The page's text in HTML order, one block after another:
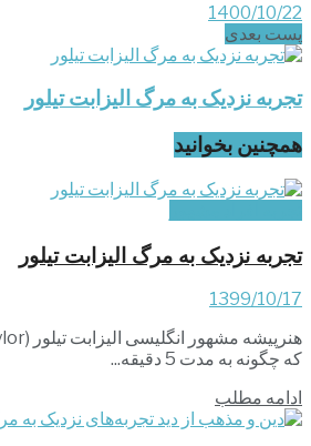
1400/10/22
پست‌ بعدی
تجربه نزدیک به مرگ الیزابت تیلور
همچنین بخوانید
تجربه نزدیک به مرگ الیزابت تیلور
1399/10/17
که چگونه به مدت 5 دقیقه...
ادامه مطلب